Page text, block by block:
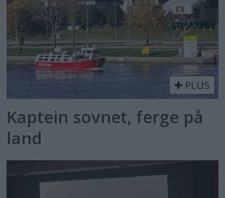
PLUS
Kaptein sovnet, ferge på
land